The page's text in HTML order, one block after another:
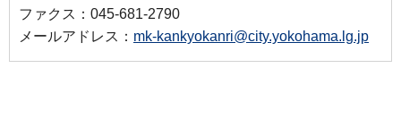
ファクス：045-681-2790
メールアドレス： mk-kankyokanri@city.yokohama.lg.jp